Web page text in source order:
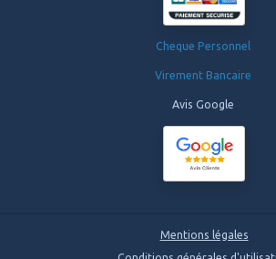
Cheque Personnel
Virement Bancaire
Avis Google
Mentions légales